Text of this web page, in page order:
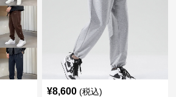
¥8,600 (税込)